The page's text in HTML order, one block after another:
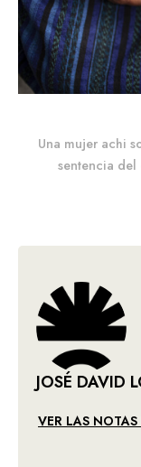
Una mujer achi
sentencia del
JOSÉ DAVID
VER LAS